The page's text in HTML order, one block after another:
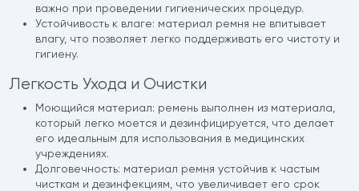
важно при проведении гигиенических процедур.
Устойчивость к влаге: материал ремня не впитывает
влагу, что позволяет легко поддерживать его чистоту и
гигиену.
Легкость Ухода и Очистки
Моющийся материал: ремень выполнен из материала,
который легко моется и дезинфицируется, что делает
его идеальным для использования в медицинских
учреждениях.
Долговечность: материал ремня устойчив к частым
чисткам и дезинфекциям, что увеличивает его срок